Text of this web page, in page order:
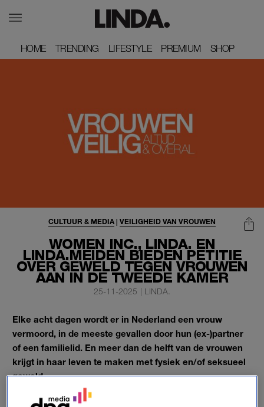
HOME
HOME TRENDING
TRENDING LIFESTYLE
LIFESTYLE PREMIUM
PREMIUM SHOP
SHOP
WOMEN INC., LINDA. EN
LINDA.MEIDEN BIEDEN PETITIE
OVER GEWELD TEGEN VROUWEN
AAN IN DE TWEEDE KAMER
CULTUUR & MEDIA | VEILIGHEID VAN VROUWEN
25-11-2025 | LINDA.
Elke acht dagen wordt er in Nederland een vrouw
vermoord, in de meeste gevallen door hun (ex-)partner
of een familielid. En meer dan de helft van de vrouwen
krijgt in haar leven te maken met fysiek en/of seksueel
geweld.
Geweld tegen vrouwen is geen incident, het is een structureel